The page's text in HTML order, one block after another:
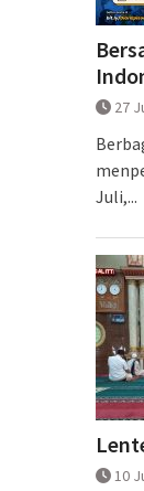
27
Juli,...
10